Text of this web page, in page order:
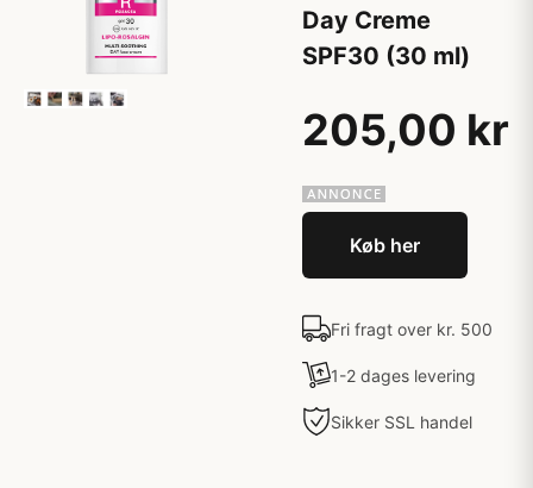
Day Creme
SPF30 (30 ml)
205,00 kr
Køb her
Fri fragt over kr. 500
1-2 dages levering
Sikker SSL handel